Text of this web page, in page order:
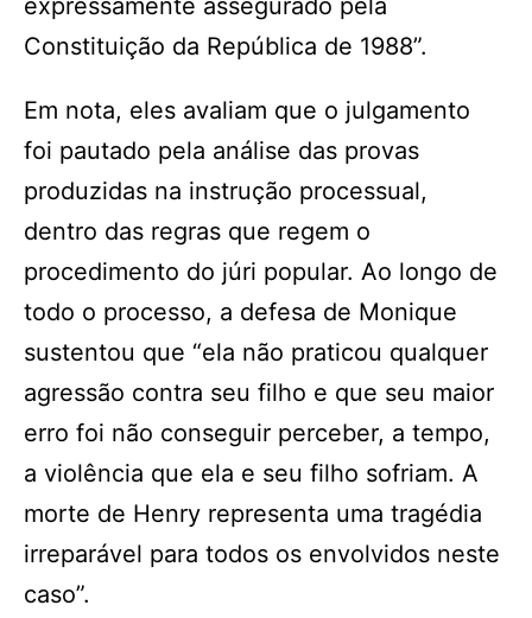
expressamente assegurado pela
Constituição da República de 1988”.
Em nota, eles avaliam que o julgamento
foi pautado pela análise das provas
produzidas na instrução processual,
dentro das regras que regem o
procedimento do júri popular. Ao longo de
todo o processo, a defesa de Monique
sustentou que “ela não praticou qualquer
agressão contra seu filho e que seu maior
erro foi não conseguir perceber, a tempo,
a violência que ela e seu filho sofriam. A
morte de Henry representa uma tragédia
irreparável para todos os envolvidos neste
caso”.